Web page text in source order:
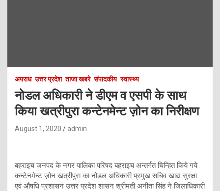
अपराध उत्तर प्रदेश ताजा खबरे संपादकीय स्वास्थ्य
नोडल अधिकारी ने डीएम व एसपी के साथ
किया खत्रीपुरा कन्टेनमेन्ट ज़ोन का निरीक्षण
August 1, 2020 admin
बहराइच जनपद के नगर पालिका परिषद बहराइच अन्तर्गत चिन्हित किये गये
कन्टेनमेन्ट ज़ोन खत्रीपुरा का नोडल अधिकारी प्रमुख सचिव खाद्य सुरक्षा
एवं औषधि प्रशासन उत्तर प्रदेश शासन श्रीमती अनीता सिंह ने जिलाधिकारी